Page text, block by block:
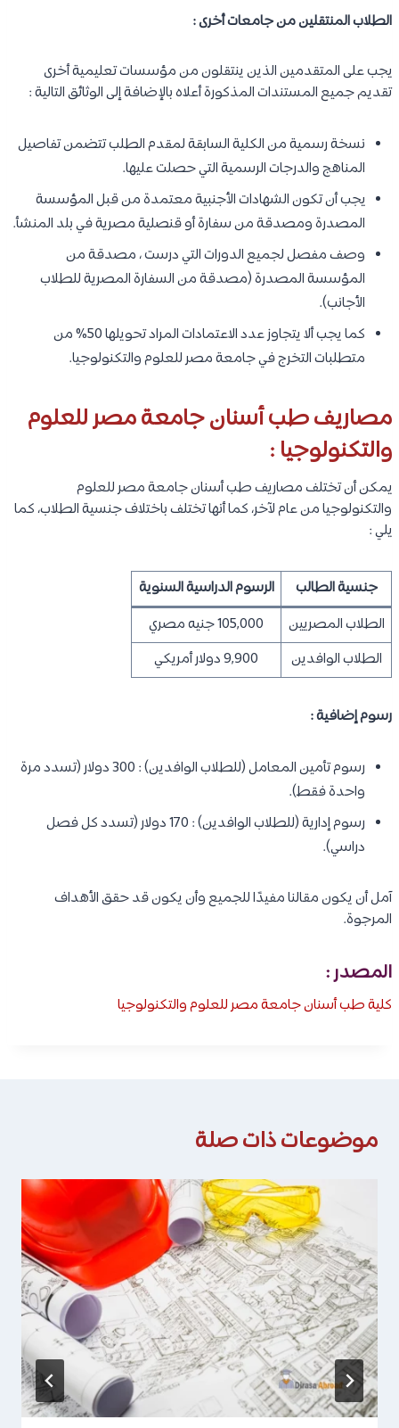
الطلاب المنتقلين من جامعات أخرى :
يجب على المتقدمين الذين ينتقلون من مؤسسات تعليمية أخرى
تقديم جميع المستندات المذكورة أعلاه بالإضافة إلى الوثائق التالية :
نسخة رسمية من الكلية السابقة لمقدم الطلب تتضمن تفاصيل
المناهج والدرجات الرسمية التي حصلت عليها.
يجب أن تكون الشهادات الأجنبية معتمدة من قبل المؤسسة
المصدرة ومصدقة من سفارة أو قنصلية مصرية في بلد المنشأ.
وصف مفصل لجميع الدورات التي درست ، مصدقة من
المؤسسة المصدرة (مصدقة من السفارة المصرية للطلاب
الأجانب).
كما يجب ألا يتجاوز عدد الاعتمادات المراد تحويلها 50% من
متطلبات التخرج في جامعة مصر للعلوم والتكنولوجيا.
مصاريف طب أسنان جامعة مصر للعلوم
والتكنولوجيا :
يمكن أن تختلف مصاريف طب أسنان جامعة مصر للعلوم
والتكنولوجيا من عام لآخر، كما أنها تختلف باختلاف جنسية الطلاب، كما
يلي :
جنسية الطالب
الرسوم الدراسية السنوية
الطلاب المصريين
105,000 جنيه مصري
الطلاب الوافدين
9,900 دولار أمريكي
رسوم إضافية :
رسوم تأمين المعامل (للطلاب الوافدين) : 300 دولار (تسدد مرة
واحدة فقط).
رسوم إدارية (للطلاب الوافدين) : 170 دولار (تسدد كل فصل
دراسي).
آمل أن يكون مقالنا مفيدًا للجميع وأن يكون قد حقق الأهداف
المرجوة.
المصدر :
كلية طب أسنان جامعة مصر للعلوم والتكنولوجيا
موضوعات ذات صلة